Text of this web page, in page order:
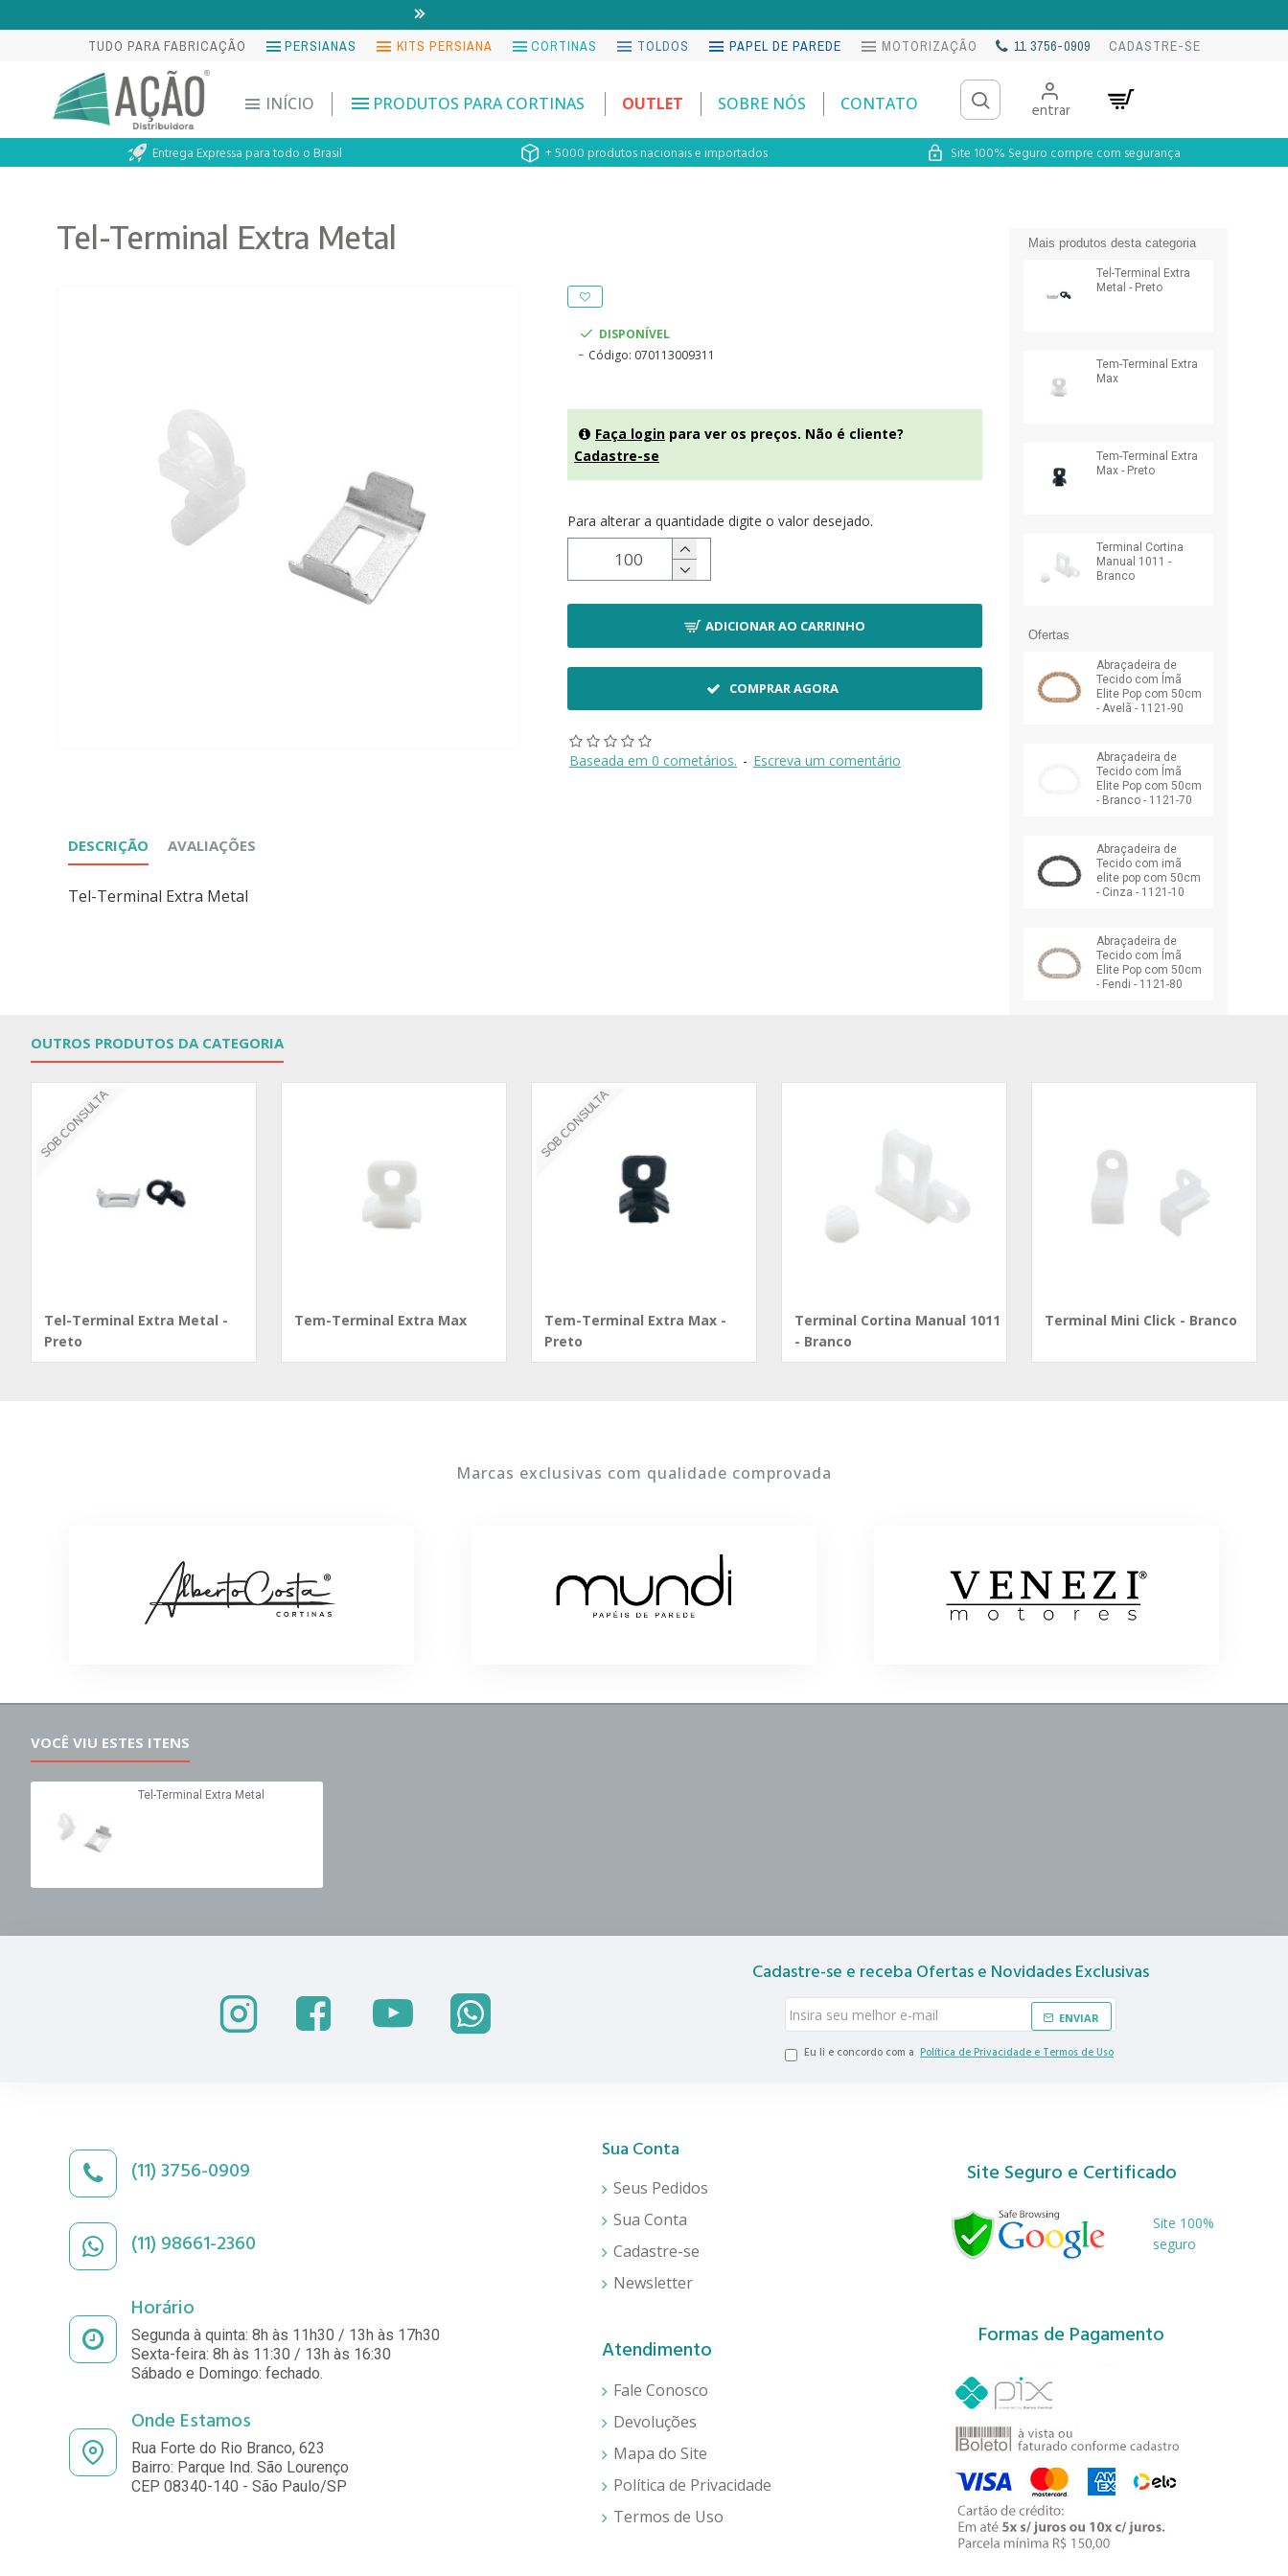
TUDO PARA FABRICAÇÃO
PERSIANAS KITS PERSIANA CORTINAS TOLDOS PAPEL DE PAREDE MOTORIZAÇÃO 11 3756-0909 CADASTRE-SE
INÍCIO PRODUTOS PARA CORTINAS OUTLET SOBRE NÓS CONTATO entrar
Entrega Expressa para todo o Brasil + 5000 produtos nacionais e importados Site 100% Seguro compre com segurança
Tel-Terminal Extra Metal
DISPONÍVEL
Código: 070113009311
Faça login para ver os preços. Não é cliente?
Cadastre-se
Baseada em 0 cometários. - Escreva um comentário
Para alterar a quantidade digite o valor desejado.
ADICIONAR AO CARRINHO
COMPRAR AGORA
DESCRIÇÃO AVALIAÇÕES
Tel-Terminal Extra Metal
Mais produtos desta categoria
Tel-Terminal Extra
Metal - Preto
Tem-Terminal Extra
Max
Tem-Terminal Extra
Max - Preto
Terminal Cortina
Manual 1011 -
Branco
Ofertas
Abraçadeira de
Tecido com Ímã
Elite Pop com 50cm
- Avelã - 1121-90
Abraçadeira de
Tecido com Ímã
Elite Pop com 50cm
- Branco - 1121-70
Abraçadeira de
Tecido com imã
elite pop com 50cm
- Cinza - 1121-10
Abraçadeira de
Tecido com Ímã
Elite Pop com 50cm
- Fendi - 1121-80
OUTROS PRODUTOS DA CATEGORIA
SOB CONSULTA
Tel-Terminal Extra Metal -
Preto
Tem-Terminal Extra Max
SOB CONSULTA
Tem-Terminal Extra Max -
Preto
Terminal Cortina Manual 1011
- Branco
Terminal Mini Click - Branco
Marcas exclusivas com qualidade comprovada
VOCÊ VIU ESTES ITENS
Tel-Terminal Extra Metal
Cadastre-se e receba Ofertas e Novidades Exclusivas
ENVIAR
Eu li e concordo com a Política de Privacidade e Termos de Uso
(11) 3756-0909
(11) 98661-2360
Horário
Segunda à quinta: 8h às 11h30 / 13h às 17h30
Sexta-feira: 8h às 11:30 / 13h às 16:30
Sábado e Domingo: fechado.
Onde Estamos
Rua Forte do Rio Branco, 623
Bairro: Parque Ind. São Lourenço
CEP 08340-140 - São Paulo/SP
Sua Conta
Seus Pedidos
Sua Conta
Cadastre-se
Newsletter
Atendimento
Fale Conosco
Devoluções
Mapa do Site
Política de Privacidade
Termos de Uso
Site Seguro e Certificado
Site 100%
seguro
Formas de Pagamento